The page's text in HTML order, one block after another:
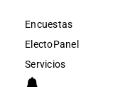
Encuestas
ElectoPanel
Servicios